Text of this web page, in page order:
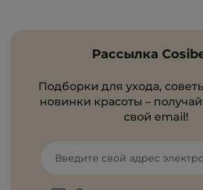
Рассылка
Подборки для ухода,
новинки красоты –
свой email!
Введите свой адрес